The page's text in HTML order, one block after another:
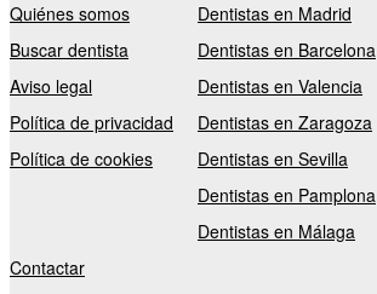
Quiénes somos
Buscar dentista
Aviso legal
Política de privacidad
Política de cookies
Dentistas en Madrid
Dentistas en Barcelona
Dentistas en Valencia
Dentistas en Zaragoza
Dentistas en Sevilla
Dentistas en Pamplona
Dentistas en Málaga
Contactar